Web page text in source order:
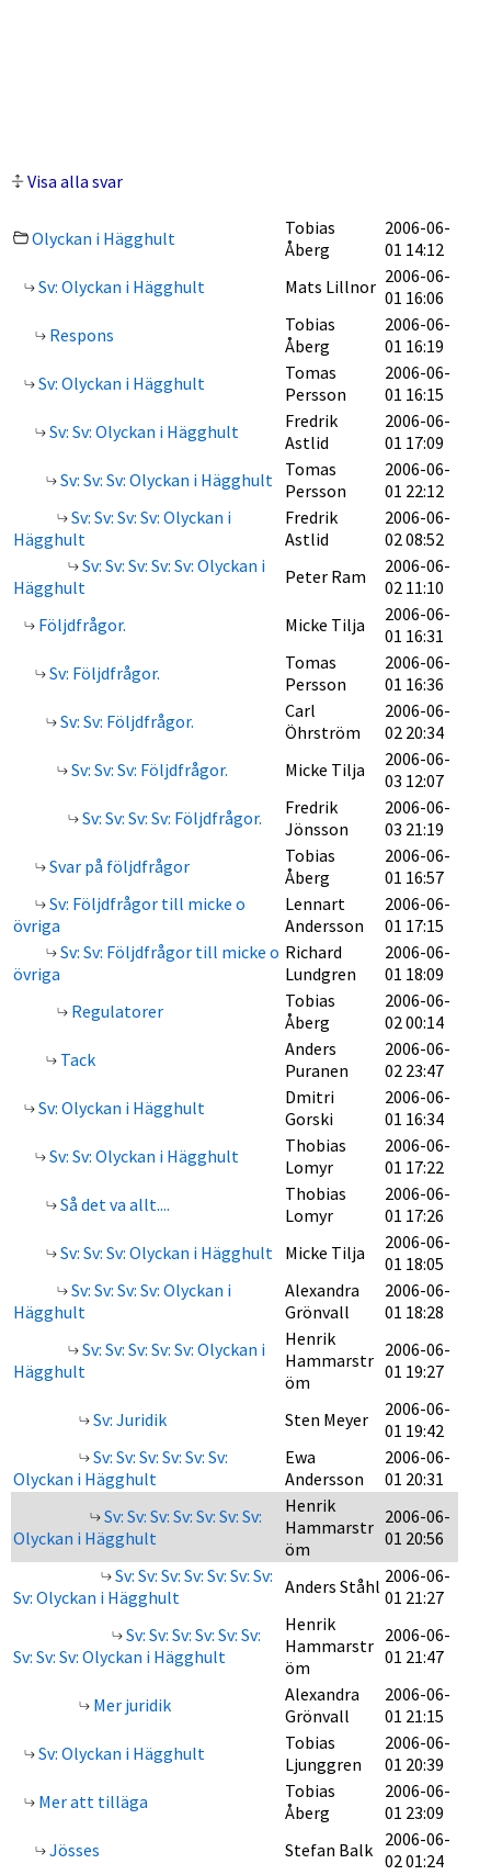
Visa alla svar
Olyckan i Hägghult
Tobias
Åberg
2006-06-
01 14:12
Sv: Olyckan i Hägghult
Mats Lillnor 2006-06-
01 16:06
Respons
Tobias
Åberg
2006-06-
01 16:19
Sv: Olyckan i Hägghult
Tomas
Persson
2006-06-
01 16:15
Sv: Sv: Olyckan i Hägghult
Fredrik
Astlid
2006-06-
01 17:09
Sv: Sv: Sv: Olyckan i Hägghult Tomas
Persson
2006-06-
01 22:12
Sv: Sv: Sv: Sv: Olyckan i
Hägghult
Fredrik
Astlid
2006-06-
02 08:52
Sv: Sv: Sv: Sv: Sv: Olyckan i
Hägghult
Peter Ram
2006-06-
02 11:10
Följdfrågor.
Micke Tilja
2006-06-
01 16:31
Sv: Följdfrågor.
Tomas
Persson
2006-06-
01 16:36
Sv: Sv: Följdfrågor.
Carl
Öhrström
2006-06-
02 20:34
Sv: Sv: Sv: Följdfrågor.
Micke Tilja
2006-06-
03 12:07
Sv: Sv: Sv: Sv: Följdfrågor.
Fredrik
Jönsson
2006-06-
03 21:19
Svar på följdfrågor
Tobias
Åberg
2006-06-
01 16:57
Sv: Följdfrågor till micke o
övriga
Lennart
Andersson
2006-06-
01 17:15
Sv: Sv: Följdfrågor till micke o
övriga
Richard
Lundgren
2006-06-
01 18:09
Regulatorer
Tobias
Åberg
2006-06-
02 00:14
Tack
Anders
Puranen
2006-06-
02 23:47
Sv: Olyckan i Hägghult
Dmitri
Gorski
2006-06-
01 16:34
Sv: Sv: Olyckan i Hägghult
Thobias
Lomyr
2006-06-
01 17:22
Så det va allt....
Thobias
Lomyr
2006-06-
01 17:26
Sv: Sv: Sv: Olyckan i Hägghult Micke Tilja
2006-06-
01 18:05
Sv: Sv: Sv: Sv: Olyckan i
Hägghult
Alexandra
Grönvall
2006-06-
01 18:28
Sv: Sv: Sv: Sv: Sv: Olyckan i
Hägghult
Henrik
Hammarstr
öm
2006-06-
01 19:27
Sv: Juridik Sten Meyer
2006-06-
01 19:42
Sv: Sv: Sv: Sv: Sv: Sv:
Olyckan i Hägghult
Ewa
Andersson
2006-06-
01 20:31
Sv: Sv: Sv: Sv: Sv: Sv: Sv:
Olyckan i Hägghult
Henrik
Hammarstr
öm
2006-06-
01 20:56
Sv: Sv: Sv: Sv: Sv: Sv: Sv:
Sv: Olyckan i Hägghult
Anders Ståhl 2006-06-
01 21:27
Sv: Sv: Sv: Sv: Sv: Sv:
Sv: Sv: Sv: Olyckan i Hägghult
Henrik
Hammarstr
öm
2006-06-
01 21:47
Mer juridik
Alexandra
Grönvall
2006-06-
01 21:15
Sv: Olyckan i Hägghult
Tobias
Ljunggren
2006-06-
01 20:39
Mer att tilläga
Tobias
Åberg
2006-06-
01 23:09
Jösses
Stefan Balk 2006-06-
02 01:24